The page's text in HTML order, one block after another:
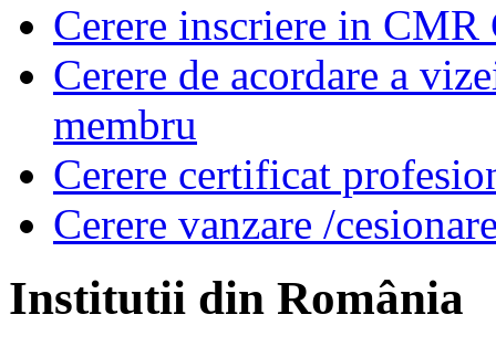
Cerere inscriere in CMR
Cerere de acordare a
membru
Cerere certificat
Cerere vanzare /
Institutii din România